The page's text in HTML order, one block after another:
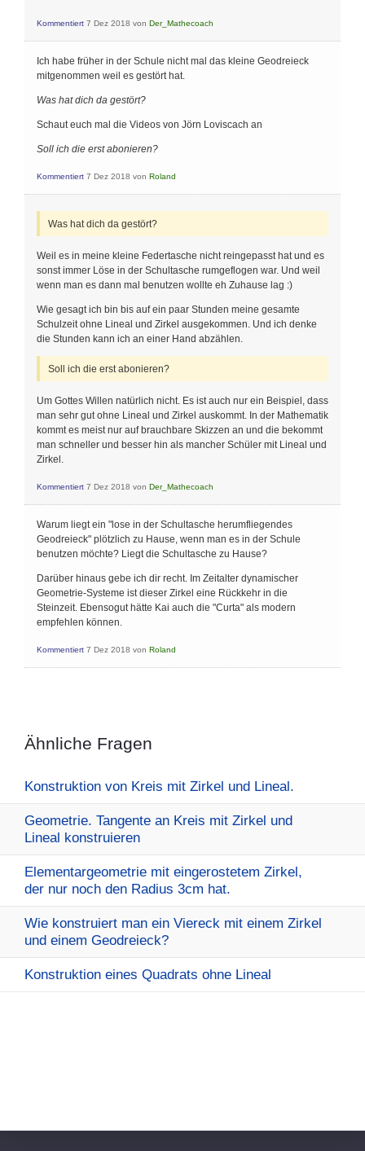
Kommentiert 7 Dez 2018 von Der_Mathecoach
Ich habe früher in der Schule nicht mal das kleine Geodreieck
mitgenommen weil es gestört hat.
Was hat dich da gestört?
Schaut euch mal die Videos von Jörn Loviscach an
Soll ich die erst abonieren?
Kommentiert 7 Dez 2018 von Roland
Was hat dich da gestört?
Weil es in meine kleine Federtasche nicht reingepasst hat und es
sonst immer Löse in der Schultasche rumgeflogen war. Und weil
wenn man es dann mal benutzen wollte eh Zuhause lag :)
Wie gesagt ich bin bis auf ein paar Stunden meine gesamte
Schulzeit ohne Lineal und Zirkel ausgekommen. Und ich denke
die Stunden kann ich an einer Hand abzählen.
Soll ich die erst abonieren?
Um Gottes Willen natürlich nicht. Es ist auch nur ein Beispiel, dass
man sehr gut ohne Lineal und Zirkel auskommt. In der Mathematik
kommt es meist nur auf brauchbare Skizzen an und die bekommt
man schneller und besser hin als mancher Schüler mit Lineal und
Zirkel.
Kommentiert 7 Dez 2018 von Der_Mathecoach
Warum liegt ein "lose in der Schultasche herumfliegendes
Geodreieck" plötzlich zu Hause, wenn man es in der Schule
benutzen möchte? Liegt die Schultasche zu Hause?
Darüber hinaus gebe ich dir recht. Im Zeitalter dynamischer
Geometrie-Systeme ist dieser Zirkel eine Rückkehr in die
Steinzeit. Ebensogut hätte Kai auch die "Curta" als modern
empfehlen können.
Kommentiert 7 Dez 2018 von Roland
Ähnliche Fragen
Konstruktion von Kreis mit Zirkel und Lineal.
Geometrie. Tangente an Kreis mit Zirkel und
Lineal konstruieren
Elementargeometrie mit eingerostetem Zirkel,
der nur noch den Radius 3cm hat.
Wie konstruiert man ein Viereck mit einem Zirkel
und einem Geodreieck?
Konstruktion eines Quadrats ohne Lineal